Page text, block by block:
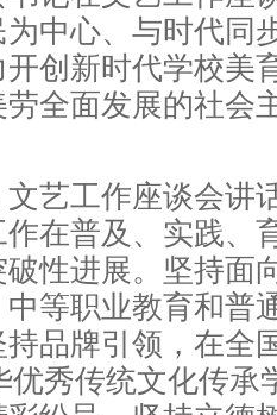
中心、与时代同
开创新时代学校美
全面发展的社会
工作座谈会讲
在普及、实践、
性进展。坚持面
等职业教育和普
品牌引领，在全
优秀传统文化传承